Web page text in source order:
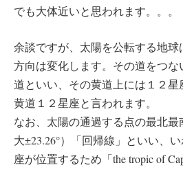
でも大体近いと思われます。。。
余談ですが、太陽を公転する地
方向は変化します。その道をつ
道といい、その黄道上には１２
黄道１２星座と言われます。
なお、太陽の通過する点の最北
大±23.26°）「回帰線」といい、
座が位置するため「the tropic of